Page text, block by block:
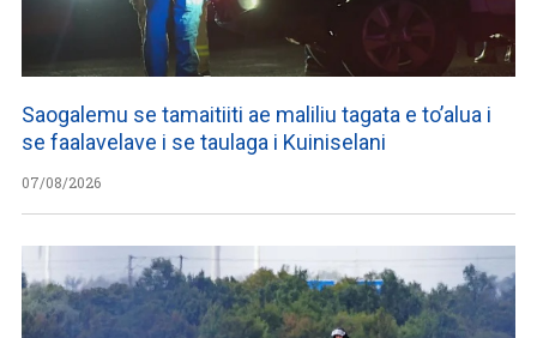
Saogalemu se tamaitiiti ae maliliu tagata e to’alua i
se faalavelave i se taulaga i Kuiniselani
07/08/2026